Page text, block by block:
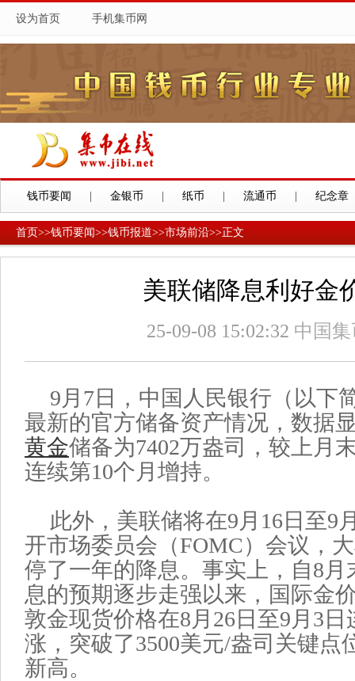
设为首页 手机集币网
钱币要闻 金银币 纸币 流通币 纪念章
首页>>钱币要闻>>钱币报道>>市场前沿>>正文
美联储降息利好金
25-09-08 15:02:32 中国
9月7日，中国人民银行（以下
最新的官方储备资产情况，数据
黄金储备为7402万盎司，较上月
连续第10个月增持。
此外，美联储将在9月16日至9
开市场委员会（FOMC）会议，
停了一年的降息。事实上，自8
息的预期逐步走强以来，国际金
敦金现货价格在8月26日至9月3
涨，突破了3500美元/盎司关键点
新高。